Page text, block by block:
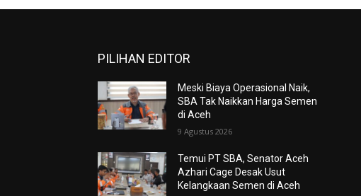
PILIHAN EDITOR
Meski Biaya Operasional Naik,
SBA Tak Naikkan Harga Semen
di Aceh
9 Agustus 2026
Temui PT SBA, Senator Aceh
Azhari Cage Desak Usut
Kelangkaan Semen di Aceh